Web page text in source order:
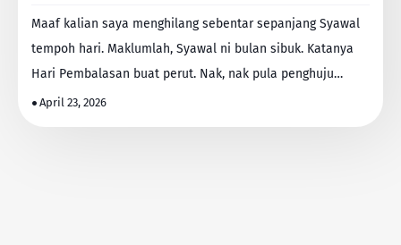
Maaf kalian saya menghilang sebentar sepanjang Syawal
tempoh hari. Maklumlah, Syawal ni bulan sibuk. Katanya
Hari Pembalasan buat perut. Nak, nak pula penghuju…
April 23, 2026